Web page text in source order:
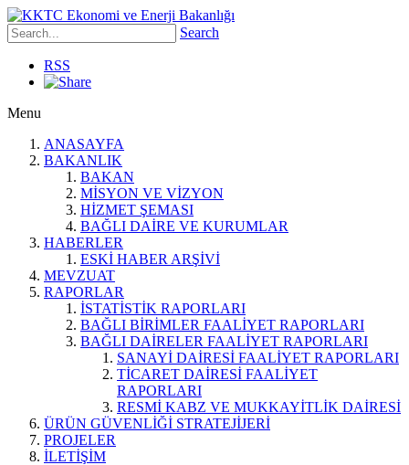
Search
RSS
Menu
ANASAYFA
BAKANLIK
BAKAN
MİSYON VE VİZYON
HİZMET ŞEMASI
BAĞLI DAİRE VE KURUMLAR
HABERLER
ESKİ HABER ARŞİVİ
MEVZUAT
RAPORLAR
İSTATİSTİK RAPORLARI
BAĞLI BİRİMLER FAALİYET RAPORLARI
BAĞLI DAİRELER FAALİYET RAPORLARI
SANAYİ DAİRESİ FAALİYET RAPORLARI
TİCARET DAİRESİ FAALİYET
RAPORLARI
RESMİ KABZ VE MUKKAYİTLİK DAİRESİ
ÜRÜN GÜVENLİĞİ STRATEJİJERİ
PROJELER
İLETİŞİM